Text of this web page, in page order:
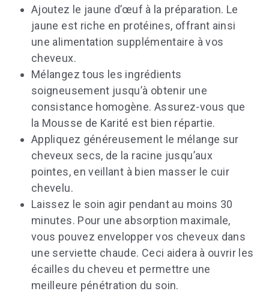
Ajoutez le jaune d’œuf à la préparation. Le
jaune est riche en protéines, offrant ainsi
une alimentation supplémentaire à vos
cheveux.
Mélangez tous les ingrédients
soigneusement jusqu’à obtenir une
consistance homogène. Assurez-vous que
la Mousse de Karité est bien répartie.
Appliquez généreusement le mélange sur
cheveux secs, de la racine jusqu’aux
pointes, en veillant à bien masser le cuir
chevelu.
Laissez le soin agir pendant au moins 30
minutes. Pour une absorption maximale,
vous pouvez envelopper vos cheveux dans
une serviette chaude. Ceci aidera à ouvrir les
écailles du cheveu et permettre une
meilleure pénétration du soin.